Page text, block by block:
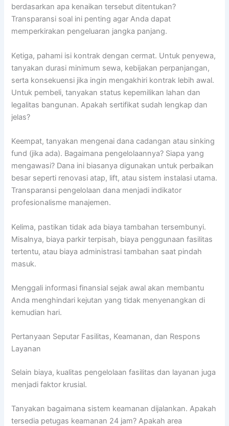
berdasarkan apa kenaikan tersebut ditentukan?
Transparansi soal ini penting agar Anda dapat
memperkirakan pengeluaran jangka panjang.
Ketiga, pahami isi kontrak dengan cermat. Untuk penyewa,
tanyakan durasi minimum sewa, kebijakan perpanjangan,
serta konsekuensi jika ingin mengakhiri kontrak lebih awal.
Untuk pembeli, tanyakan status kepemilikan lahan dan
legalitas bangunan. Apakah sertifikat sudah lengkap dan
jelas?
Keempat, tanyakan mengenai dana cadangan atau sinking
fund (jika ada). Bagaimana pengelolaannya? Siapa yang
mengawasi? Dana ini biasanya digunakan untuk perbaikan
besar seperti renovasi atap, lift, atau sistem instalasi utama.
Transparansi pengelolaan dana menjadi indikator
profesionalisme manajemen.
Kelima, pastikan tidak ada biaya tambahan tersembunyi.
Misalnya, biaya parkir terpisah, biaya penggunaan fasilitas
tertentu, atau biaya administrasi tambahan saat pindah
masuk.
Menggali informasi finansial sejak awal akan membantu
Anda menghindari kejutan yang tidak menyenangkan di
kemudian hari.
Pertanyaan Seputar Fasilitas, Keamanan, dan Respons
Layanan
Selain biaya, kualitas pengelolaan fasilitas dan layanan juga
menjadi faktor krusial.
Tanyakan bagaimana sistem keamanan dijalankan. Apakah
tersedia petugas keamanan 24 jam? Apakah area